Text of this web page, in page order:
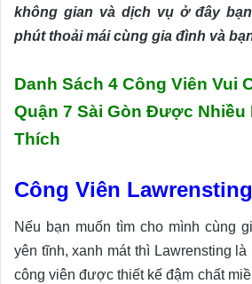
không gian và dịch vụ ở đây
phút thoải mái cùng gia đình và
Danh Sách 4 Công Viên Vui
Quận 7 Sài Gòn Được Nhiều
Thích
Công Viên Lawrensting
Nếu bạn muốn tìm cho mình cùng
yên tĩnh, xanh mát thì Lawrensting
công viên được thiết kế đậm chất